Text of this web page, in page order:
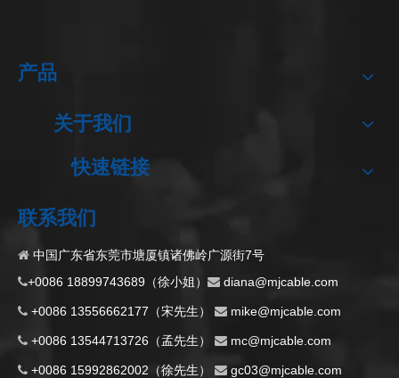
产品
关于我们
快速链接
联系我们
 中国广东省东莞市塘厦镇诸佛岭广源街7号
+0086 18899743689（徐小姐）  diana@mjcable.com
 +0086 13556662177（宋先生）  mike@mjcable.com
 +0086 13544713726（孟先生）  mc@mjcable.com
 +0086 15992862002（徐先生）  gc03@mjcable.com